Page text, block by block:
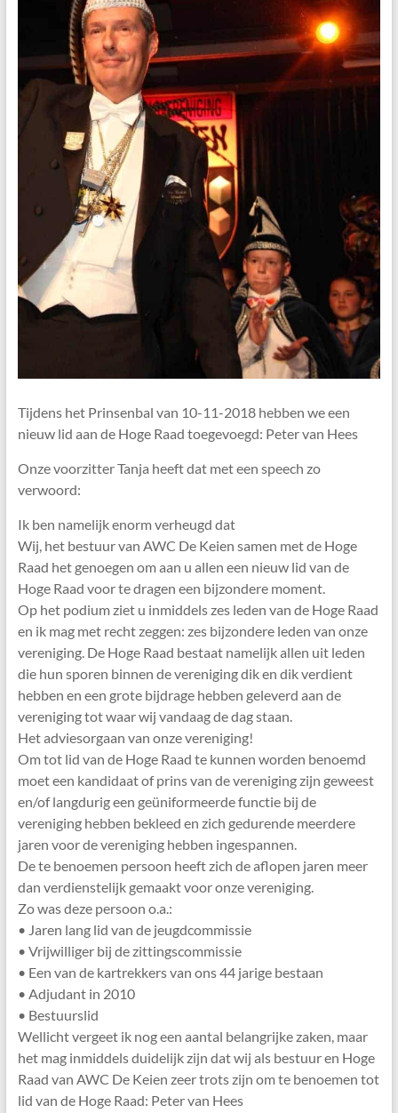
Tijdens het Prinsenbal van 10-11-2018 hebben we een
nieuw lid aan de Hoge Raad toegevoegd: Peter van Hees
Onze voorzitter Tanja heeft dat met een speech zo
verwoord:
Ik ben namelijk enorm verheugd dat
Wij, het bestuur van AWC De Keien samen met de Hoge
Raad het genoegen om aan u allen een nieuw lid van de
Hoge Raad voor te dragen een bijzondere moment.
Op het podium ziet u inmiddels zes leden van de Hoge Raad
en ik mag met recht zeggen: zes bijzondere leden van onze
vereniging. De Hoge Raad bestaat namelijk allen uit leden
die hun sporen binnen de vereniging dik en dik verdient
hebben en een grote bijdrage hebben geleverd aan de
vereniging tot waar wij vandaag de dag staan.
Het adviesorgaan van onze vereniging!
Om tot lid van de Hoge Raad te kunnen worden benoemd
moet een kandidaat of prins van de vereniging zijn geweest
en/of langdurig een geüniformeerde functie bij de
vereniging hebben bekleed en zich gedurende meerdere
jaren voor de vereniging hebben ingespannen.
De te benoemen persoon heeft zich de aflopen jaren meer
dan verdienstelijk gemaakt voor onze vereniging.
Zo was deze persoon o.a.:
• Jaren lang lid van de jeugdcommissie
• Vrijwilliger bij de zittingscommissie
• Een van de kartrekkers van ons 44 jarige bestaan
• Adjudant in 2010
• Bestuurslid
Wellicht vergeet ik nog een aantal belangrijke zaken, maar
het mag inmiddels duidelijk zijn dat wij als bestuur en Hoge
Raad van AWC De Keien zeer trots zijn om te benoemen tot
lid van de Hoge Raad: Peter van Hees